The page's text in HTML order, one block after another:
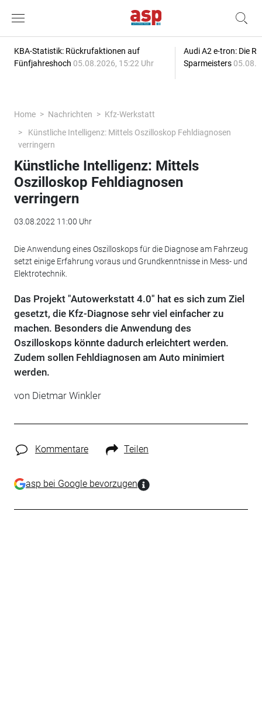
KBA-Statistik: Rückrufaktionen auf
Fünfjahreshoch 05.08.2026, 15:22 Uhr
Audi A2 e-tron: Die
Sparmeisters
Home Nachrichten
Kfz-Werkstatt
Künstliche Intelligenz: Mittels Oszilloskop Fehldiagnosen
verringern
Künstliche Intelligenz: Mittels
Oszilloskop Fehldiagnosen
verringern
03.08.2022 11:00 Uhr
Die Anwendung eines Oszilloskops für die Diagnose am Fahrzeug
setzt einige Erfahrung voraus und Grundkenntnisse in Mess- und
Elektrotechnik.
Das Projekt "Autowerkstatt 4.0" hat es sich zum Ziel
gesetzt, die Kfz-Diagnose sehr viel einfacher zu
machen. Besonders die Anwendung des
Oszilloskops könnte dadurch erleichtert werden.
Zudem sollen Fehldiagnosen am Auto minimiert
werden.
von Dietmar Winkler
Kommentare Teilen
asp bei Google bevorzugen